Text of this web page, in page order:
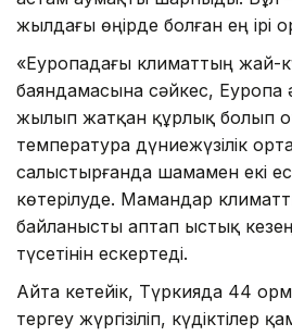
жылдағы өңірде болған ең ірі
«Еуропадағы климаттың жай-
баяндамасына сәйкес, Еуропа
жылып жатқан құрлық болып
температура дүниежүзілік
салыстырғанда шамамен екі
көтерілуде. Мамандар
байланысты аптап ыстық
түсетінін ескертеді.
Айта кетейік, Түркияда 44
тергеу жүргізіліп, күдіктілер